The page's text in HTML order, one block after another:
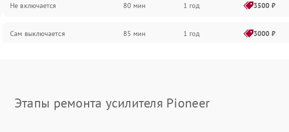
Не включается 80 мин 1 год 3500 ₽
Сам выключается 85 мин 1 год 3000 ₽
Этапы ремонта усилителя Pioneer